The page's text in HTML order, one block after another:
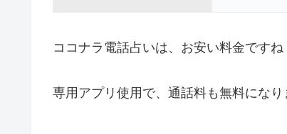
ココナラ電話占いは、お安い料金ですね
専用アプリ使用で、通話料も無料になり